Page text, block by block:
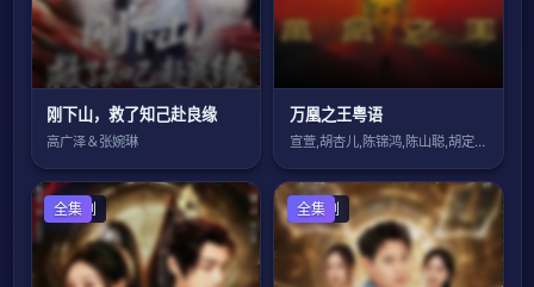
刚下山，救了知己赴良缘
高广泽＆张婉琳
万凰之王粤语
宣萱,胡杏儿,陈锦鸿,陈山聪,胡定欣,陈
国产剧
全集 国产剧
全集